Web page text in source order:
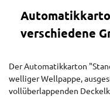
verschiedene
Der Automatikkarton
welliger Wellpappe,
vollüberlappenden